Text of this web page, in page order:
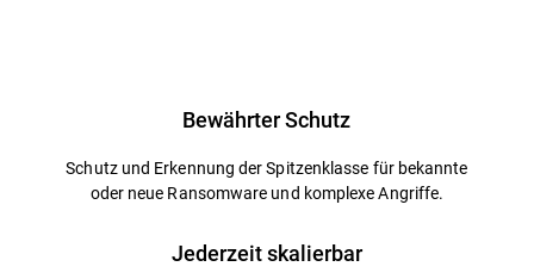
Bewährter Schutz
Schutz und Erkennung der Spitzenklasse für bekannte
oder neue Ransomware und komplexe Angriffe.
Jederzeit skalierbar